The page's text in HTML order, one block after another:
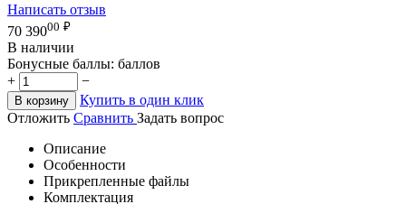
Написать отзыв
70 39000 ₽
В наличии
Бонусные баллы: баллов
+
−
В корзину
Купить в один клик
Отложить Сравнить Задать вопрос
Описание
Особенности
Прикрепленные файлы
Комплектация